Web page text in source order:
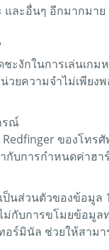
และอื่นๆ อีกมากมาย
ะงักในการเล่นเก
ยความจำไม่เพียง
รณ์
ของโทร
ากับการกำหนดค่า
นส่วนตัวของข้อมูล
ม่กับการขโมยข้อมู
ร์มินัล ช่วยให้สามา